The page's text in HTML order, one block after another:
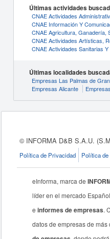
Últimas actividades
CNAE Actividades
CNAE Información Y
CNAE Agricultura, Ganadería,
CNAE Actividades Artísticas,
CNAE Actividades Sanitarias
Últimas localidades
Empresas Las Palmas de
Empresas Alicante
© INFORMA D&B S.A.U.
Política de Privacidad
Política
eInforma, marca de
líder en el mercado
einformes de empresas.
datos de empresas de